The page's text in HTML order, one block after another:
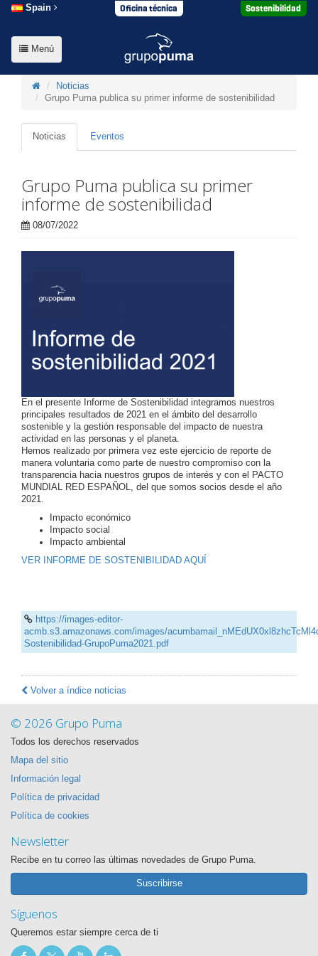
Spain Oficina técnica Sostenibilidad
Menú
Noticias
Grupo Puma publica su primer informe de sostenibilidad
Noticias Eventos
Grupo Puma publica su primer
informe de sostenibilidad
08/07/2022
En el presente Informe de Sostenibilidad integramos nuestros
principales resultados de 2021 en el ámbito del desarrollo
sostenible y la gestión responsable del impacto de nuestra
actividad en las personas y el planeta.
Hemos realizado por primera vez este ejercicio de reporte de
manera voluntaria como parte de nuestro compromiso con la
transparencia hacia nuestros grupos de interés y con el PACTO
MUNDIAL RED ESPAÑOL, del que somos socios desde el año
2021.
Impacto económico
Impacto social
Impacto ambiental
VER INFORME DE SOSTENIBILIDAD AQUÍ
https://images-editor-
acmb.s3.amazonaws.com/images/
Sostenibilidad-GrupoPuma2021.pdf
Volver a índice noticias
© 2026 Grupo Puma
Todos los derechos reservados
Mapa del sitio
Información legal
Política de privacidad
Política de cookies
Newsletter
Recibe en tu correo las últimas novedades de Grupo Puma.
Suscribirse
Síguenos
Queremos estar siempre cerca de ti